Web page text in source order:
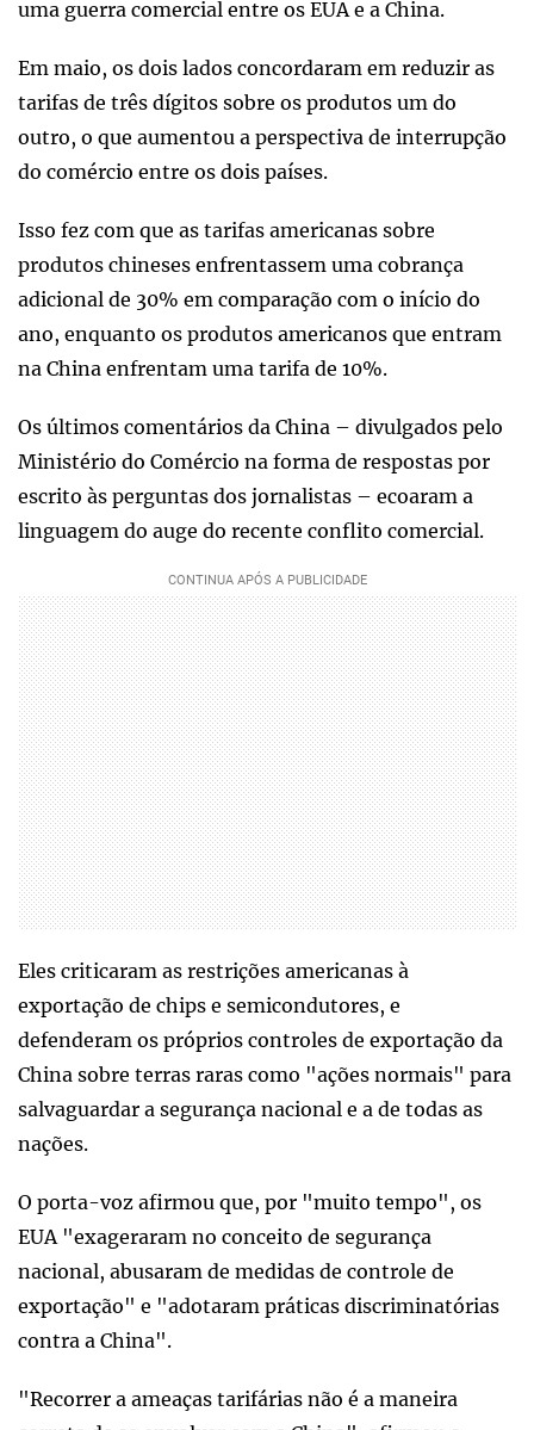
uma guerra comercial entre os EUA e a China.
Em maio, os dois lados concordaram em reduzir as
tarifas de três dígitos sobre os produtos um do
outro, o que aumentou a perspectiva de interrupção
do comércio entre os dois países.
Isso fez com que as tarifas americanas sobre
produtos chineses enfrentassem uma cobrança
adicional de 30% em comparação com o início do
ano, enquanto os produtos americanos que entram
na China enfrentam uma tarifa de 10%.
Os últimos comentários da China – divulgados pelo
Ministério do Comércio na forma de respostas por
escrito às perguntas dos jornalistas – ecoaram a
linguagem do auge do recente conflito comercial.
Eles criticaram as restrições americanas à
exportação de chips e semicondutores, e
defenderam os próprios controles de exportação da
China sobre terras raras como "ações normais" para
salvaguardar a segurança nacional e a de todas as
nações.
O porta-voz afirmou que, por "muito tempo", os
EUA "exageraram no conceito de segurança
nacional, abusaram de medidas de controle de
exportação" e "adotaram práticas discriminatórias
contra a China".
"Recorrer a ameaças tarifárias não é a maneira